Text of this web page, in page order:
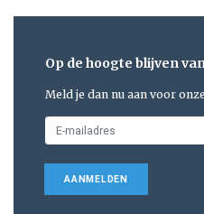
Op de hoogte blijven
Meld je dan nu aan voor
AANMELDEN